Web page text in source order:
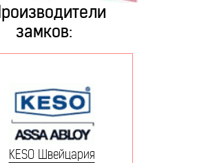
замков:
KESO Швейцария